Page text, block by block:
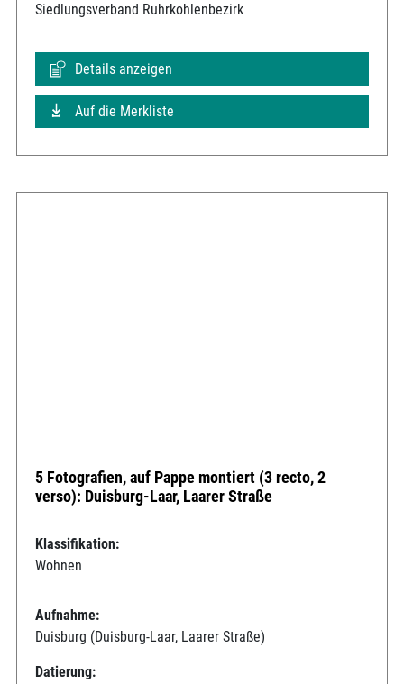
Siedlungsverband Ruhrkohlenbezirk
Details anzeigen
Auf die Merkliste
5 Fotografien, auf Pappe montiert (3 recto, 2
verso): Duisburg-Laar, Laarer Straße
Klassifikation:
Wohnen
Aufnahme:
Duisburg (Duisburg-Laar, Laarer Straße)
Datierung: